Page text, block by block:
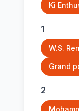
Ki
1
W.S.
Grand
2